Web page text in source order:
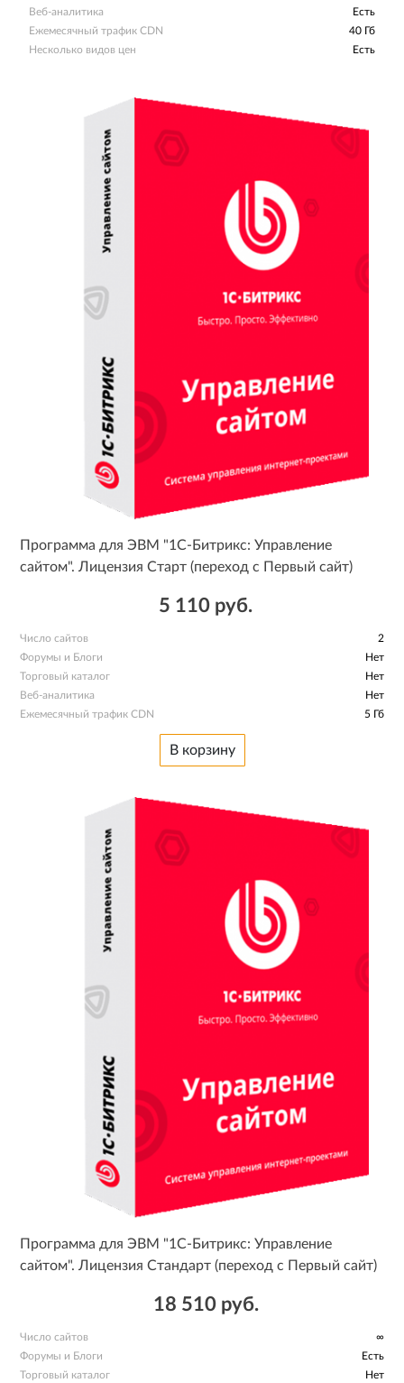
Веб-аналитика
Есть
Ежемесячный трафик CDN
40 Гб
Несколько видов цен
Есть
Программа для ЭВМ "1С-Битрикс: Управление
сайтом". Лицензия Старт (переход с Первый сайт)
5 110 руб.
Число сайтов
2
Форумы и Блоги
Нет
Торговый каталог
Нет
Веб-аналитика
Нет
Ежемесячный трафик CDN
5 Гб
В корзину
Программа для ЭВМ "1С-Битрикс: Управление
сайтом". Лицензия Стандарт (переход с Первый сайт)
18 510 руб.
Число сайтов
∞
Форумы и Блоги
Есть
Торговый каталог
Нет